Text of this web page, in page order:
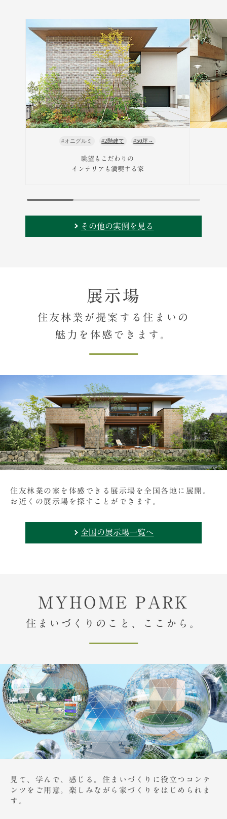
#オニグルミ #2階建て #50坪～
眺望もこだわりの
インテリアも満喫する家
その他の実例を見る
展示場
住友林業が提案する住まいの
魅力を体感できます。
住友林業の家を体感できる展示場を全国各地に展開。
お近くの展示場を探すことができます。
全国の展示場一覧へ
MYHOME PARK
住まいづくりのこと、ここから。
見て、学んで、感じる。住まいづくりに役立つコンテ
ンツをご用意。楽しみながら家づくりをはじめられま
す。